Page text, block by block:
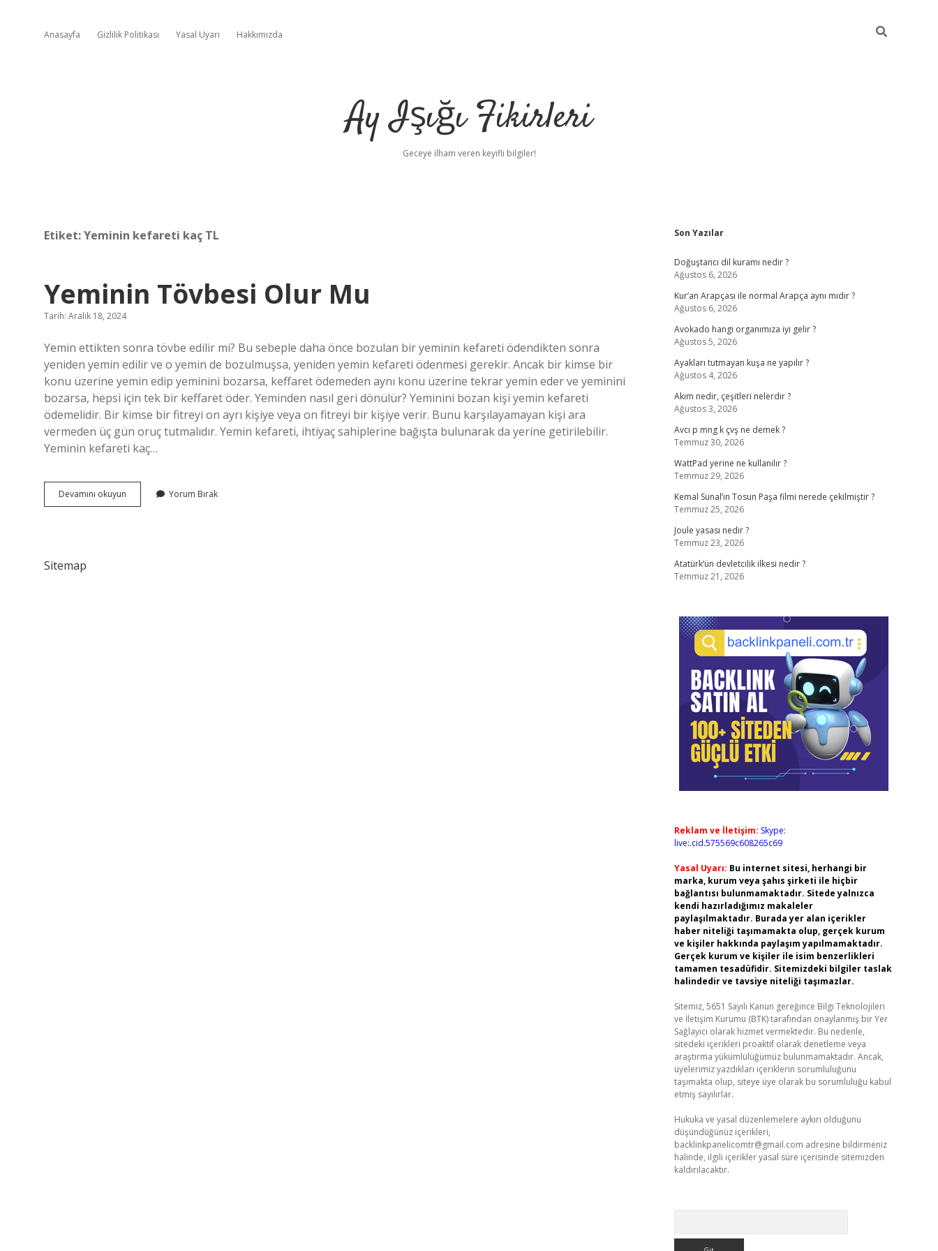
Anasayfa Gizlilik Politikası Yasal Uyarı Hakkımızda
Ay Işığı Fikirleri
Geceye ilham veren keyifli bilgiler!
Etiket:Yeminin kefareti kaç TL
Yeminin Tövbesi Olur Mu
Tarih: Aralık 18, 2024
Yemin ettikten sonra tövbe edilir mi? Bu sebeple daha önce bozulan bir yeminin kefareti ödendikten sonra
yeniden yemin edilir ve o yemin de bozulmuşsa, yeniden yemin kefareti ödenmesi gerekir. Ancak bir kimse bir
konu üzerine yemin edip yeminini bozarsa, keffaret ödemeden aynı konu üzerine tekrar yemin eder ve yeminini
bozarsa, hepsi için tek bir keffaret öder. Yeminden nasıl geri dönülür? Yeminini bozan kişi yemin kefareti
ödemelidir. Bir kimse bir fitreyi on ayrı kişiye veya on fitreyi bir kişiye verir. Bunu karşılayamayan kişi ara
vermeden üç gün oruç tutmalıdır. Yemin kefareti, ihtiyaç sahiplerine bağışta bulunarak da yerine getirilebilir.
Yeminin kefareti kaç…
Devamını okuyun Yeminin
Tövbesi
Yorum Bırak
Sitemap
Sidebar
Son Yazılar
Doğuştancı dil kuramı nedir ?
Ağustos 6, 2026
Kur’an Arapçası ile normal Arapça aynı mıdır ?
Ağustos 6, 2026
Avokado hangi organımıza iyi gelir ?
Ağustos 5, 2026
Ayakları tutmayan kuşa ne yapılır ?
Ağustos 4, 2026
Akım nedir, çeşitleri nelerdir ?
Ağustos 3, 2026
Avcı p mng k çvş ne demek ?
Temmuz 30, 2026
WattPad yerine ne kullanılır ?
Temmuz 29, 2026
Kemal Sunal’ın Tosun Paşa filmi nerede çekilmiştir ?
Temmuz 25, 2026
Joule yasası nedir ?
Temmuz 23, 2026
Atatürk’ün devletcilik ilkesi nedir ?
Temmuz 21, 2026
Reklam ve İletişim: Skype:
live:.cid.575569c608265c69
Yasal Uyarı: Bu internet sitesi, herhangi bir
marka, kurum veya şahıs şirketi ile hiçbir
bağlantısı bulunmamaktadır. Sitede yalnızca
kendi hazırladığımız makaleler
paylaşılmaktadır. Burada yer alan içerikler
haber niteliği taşımamakta olup, gerçek kurum
ve kişiler hakkında paylaşım yapılmamaktadır.
Gerçek kurum ve kişiler ile isim benzerlikleri
tamamen tesadüfidir. Sitemizdeki bilgiler taslak
halindedir ve tavsiye niteliği taşımazlar.
Sitemiz, 5651 Sayılı Kanun gereğince Bilgi Teknolojileri
ve İletişim Kurumu (BTK) tarafından onaylanmış bir Yer
Sağlayıcı olarak hizmet vermektedir. Bu nedenle,
sitedeki içerikleri proaktif olarak denetleme veya
araştırma yükümlülüğümüz bulunmamaktadır. Ancak,
üyelerimiz yazdıkları içeriklerin sorumluluğunu
taşımakta olup, siteye üye olarak bu sorumluluğu kabul
etmiş sayılırlar.
Hukuka ve yasal düzenlemelere aykırı olduğunu
düşündüğünüz içerikleri,
backlinkpanelicomtr@gmail.com adresine bildirmeniz
halinde, ilgili içerikler yasal süre içerisinde sitemizden
kaldırılacaktır.